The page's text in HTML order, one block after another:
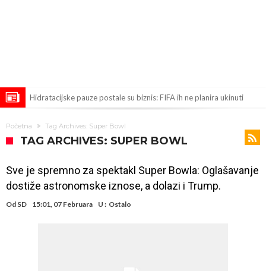
Hidratacijske pauze postale su biznis: FIFA ih ne planira ukinuti
Atletika?!
Ovo se Novaku nikad nije dešavalo: Sinner i Alcaraz odustaju, a
novac od UEFA
Mourinho uvodi strogu disciplinu u Real Madrid. Ovo su tri nova
Početna Tag Archives: Super Bowl
TAG ARCHIVES: SUPER BOWL
Sve je spremno za spektakl Super Bowla: Oglašavanje
dostiže astronomske iznose, a dolazi i Trump.
Od SD 15:01, 07 Februara U : Ostalo